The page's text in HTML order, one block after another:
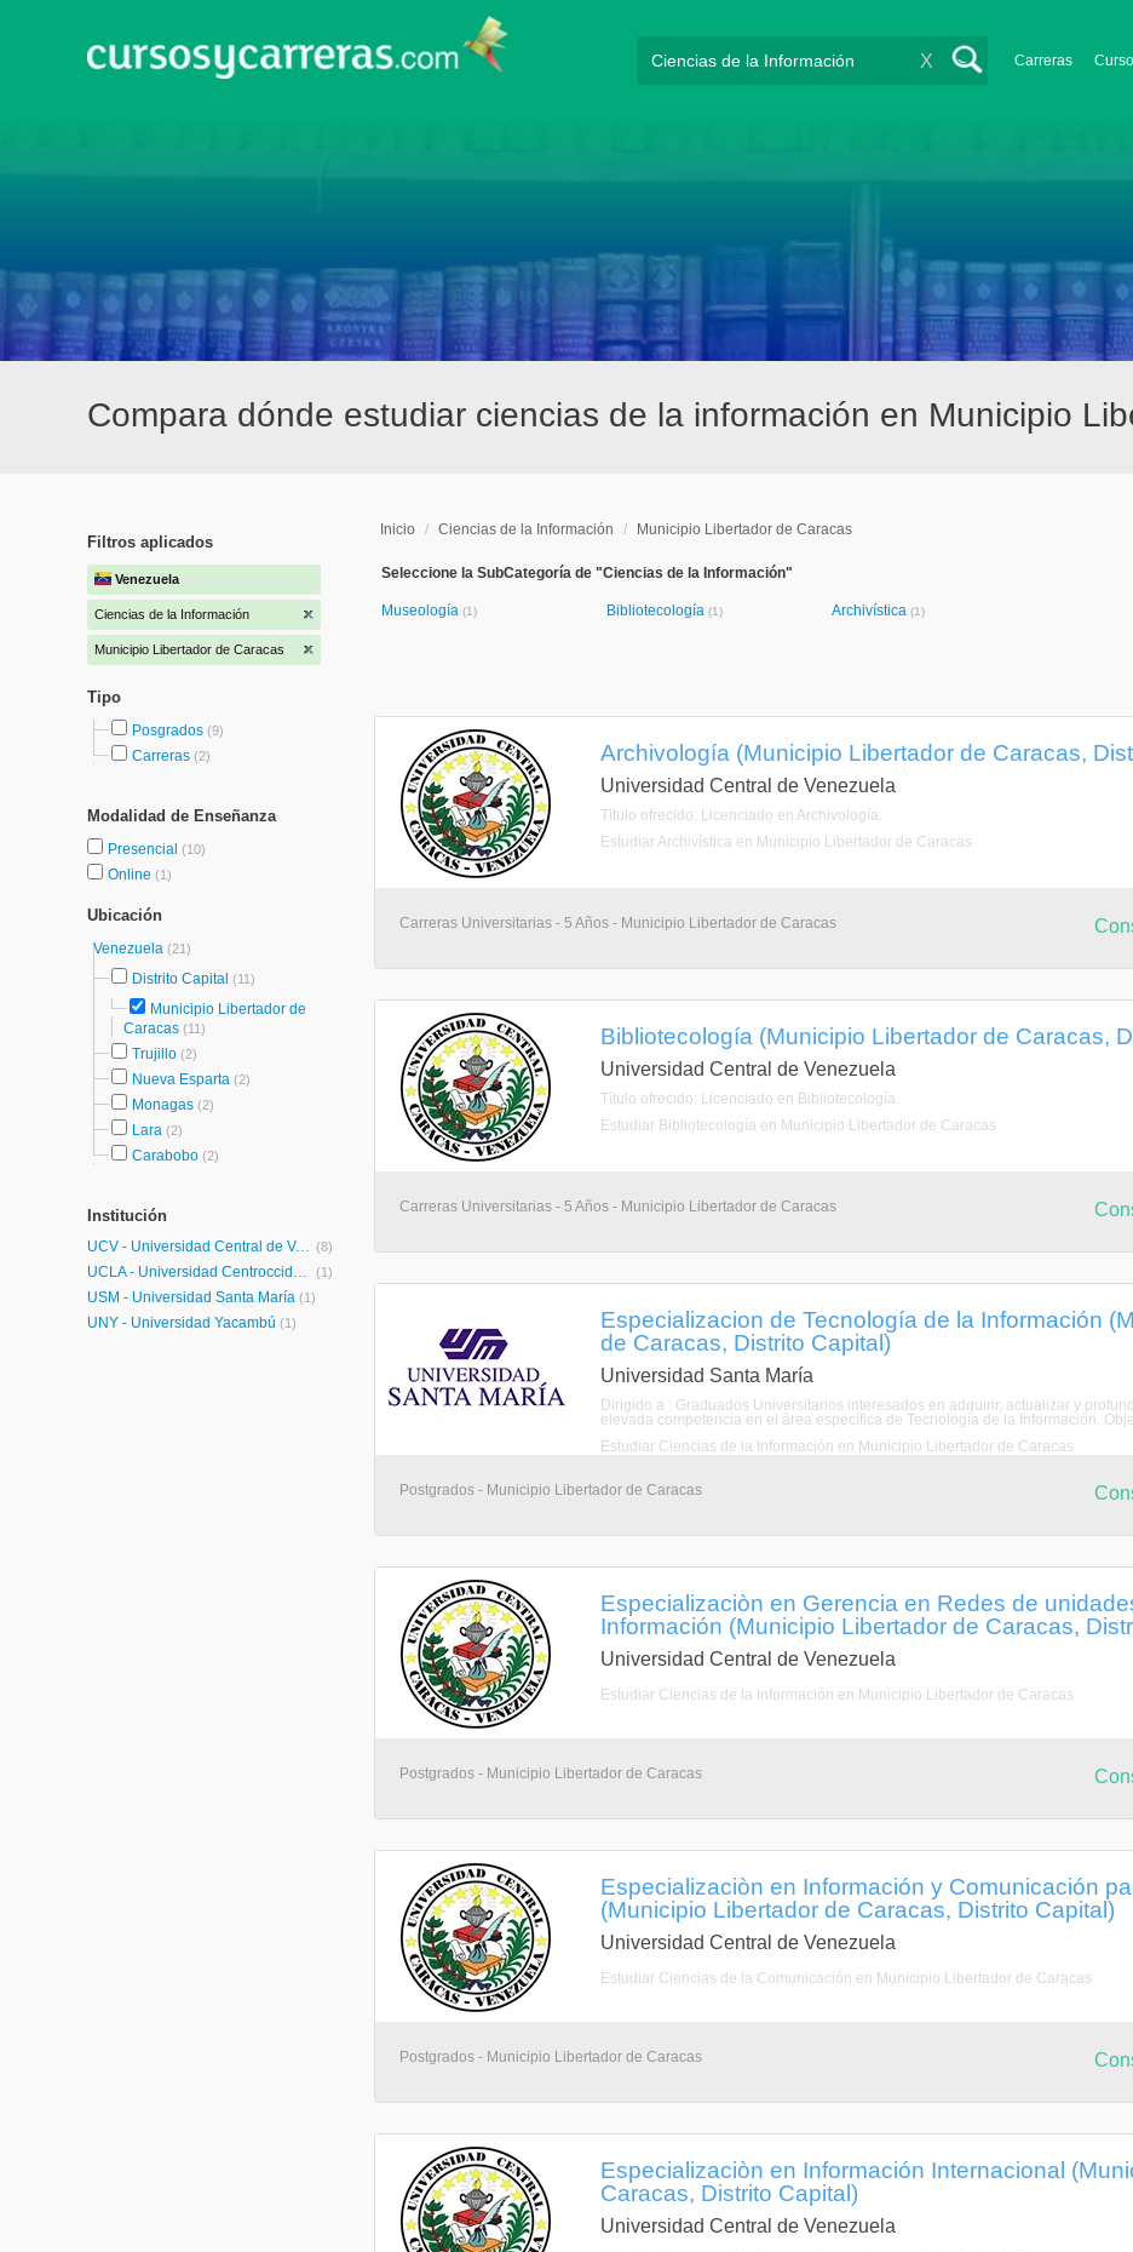
Carreras
X
Compara dónde estudiar ciencias de la información en Municipio
Filtros aplicados
Venezuela
Ciencias de la Información
Municipio Libertador de Caracas
Tipo
Posgrados (9)
Carreras (2)
Modalidad de Enseñanza
Presencial (10)
Online (1)
Ubicación
Venezuela (21)
Distrito Capital (11)
Municipio Libertador de
Caracas (11)
Trujillo (2)
Nueva Esparta (2)
Monagas (2)
Lara (2)
Carabobo (2)
Institución
UCV - Universidad Central de Venezuela (8)
UCLA - Universidad Centroccidental Lisandro Alvarado (1)
USM - Universidad Santa María (1)
UNY - Universidad Yacambú (1)
Inicio / Ciencias de la Información / Municipio Libertador de Caracas
Seleccione la SubCategoría de "Ciencias de la Información"
Museología (1) Bibliotecología (1) Archivística (1)
Archivología (Municipio Libertador de Caracas,
Universidad Central de Venezuela
Título ofrecido: Licenciado en Archivología.
Estudiar Archivística en Municipio Libertador de Caracas
Carreras Universitarias - 5 Años - Municipio Libertador de Caracas
Bibliotecología (Municipio Libertador de Caracas,
Universidad Central de Venezuela
Título ofrecido: Licenciado en Bibliotecología.
Estudiar Bibliotecología en Municipio Libertador de Caracas
Carreras Universitarias - 5 Años - Municipio Libertador de Caracas
Especializacion de Tecnología de la Información
de Caracas, Distrito Capital)
Universidad Santa María
Dirigido a : Graduados Universitarios interesados en adquirir, actualizar y
elevada competencia en el área específica de Tecnología de la Información.
Estudiar Ciencias de la Información en Municipio Libertador de Caracas
Postgrados - Municipio Libertador de Caracas
Especializaciòn en Gerencia en Redes de
Información (Municipio Libertador de Caracas,
Universidad Central de Venezuela
Estudiar Ciencias de la Información en Municipio Libertador de Caracas
Postgrados - Municipio Libertador de Caracas
Especializaciòn en Información y Comunicación
(Municipio Libertador de Caracas, Distrito Capital)
Universidad Central de Venezuela
Estudiar Ciencias de la Comunicación en Municipio Libertador de Caracas
Postgrados - Municipio Libertador de Caracas
Especializaciòn en Información Internacional
Caracas, Distrito Capital)
Universidad Central de Venezuela